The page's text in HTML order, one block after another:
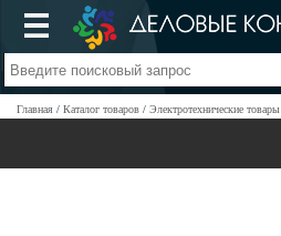
Главная Каталог товаров Электротехнические товары